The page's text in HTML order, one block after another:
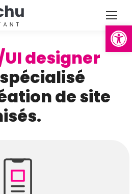
Ouvrir
UI designer
spécialisé
de site